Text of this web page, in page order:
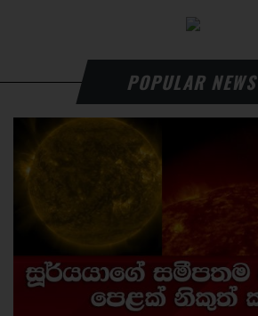
POPULAR NEWS